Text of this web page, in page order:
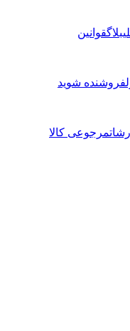
بلاگقوانین
فروشنده شوید
مرجوعی کالا